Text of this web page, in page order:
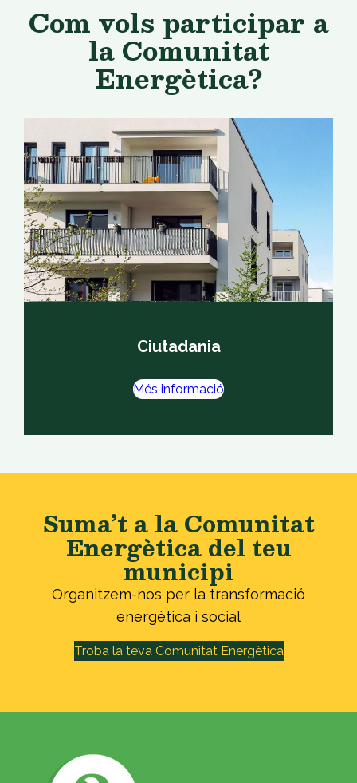
Com vols participar a
la Comunitat
Energètica?
Ciutadania
Més informació
Suma’t a la Comunitat
Energètica del teu
municipi
Organitzem-nos per la transformació
energètica i social
Troba la teva Comunitat Energètica